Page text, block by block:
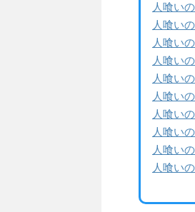
人喰い
人喰い
人喰い
人喰い
人喰い
人喰い
人喰い
人喰い
人喰い
人喰い